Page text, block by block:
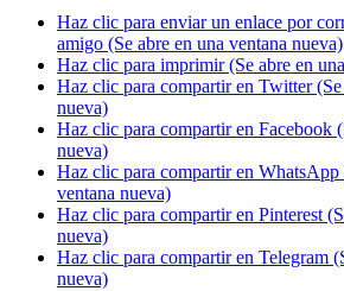
Haz clic para enviar un enlace por
amigo (Se abre en una ventana nueva)
Haz clic para imprimir (Se abre en
Haz clic para compartir en Twitter (Se
nueva)
Haz clic para compartir en Facebook
nueva)
Haz clic para compartir en WhatsApp
ventana nueva)
Haz clic para compartir en Pinterest
nueva)
Haz clic para compartir en Telegram
nueva)